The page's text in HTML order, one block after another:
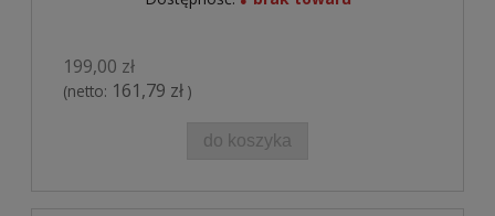
199,00 zł
(netto: 161,79 zł )
do koszyka